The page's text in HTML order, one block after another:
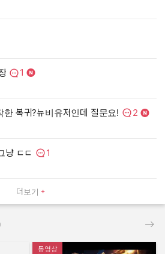
더보기
댓글수:
1
한 복귀?뉴비유저인데 질문요! 댓글수:
2
냥 ㄷㄷ 댓글수:
1
동영상